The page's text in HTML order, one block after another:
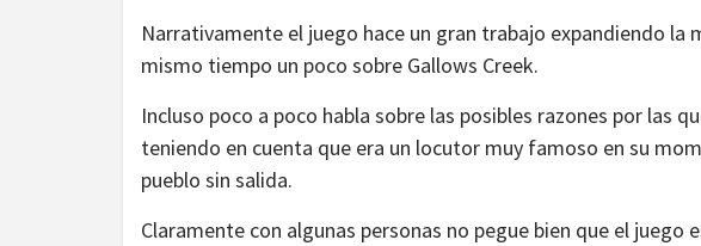
Narrativamente el juego hace un gran trabajo expandiendo
mismo tiempo un poco sobre Gallows Creek.
Incluso poco a poco habla sobre las posibles razones por las
teniendo en cuenta que era un locutor muy famoso en su
pueblo sin salida.
Claramente con algunas personas no pegue bien que el juego